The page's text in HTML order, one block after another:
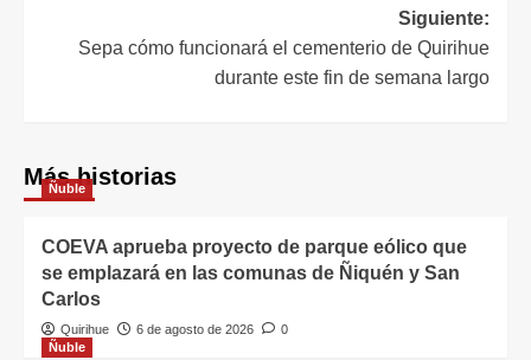
Siguiente:
Sepa cómo funcionará el cementerio de Quirihue
durante este fin de semana largo
Más historias
Ñuble
COEVA aprueba proyecto de parque eólico que
se emplazará en las comunas de Ñiquén y San
Carlos
Quirihue 6 de agosto de 2026
0
Ñuble